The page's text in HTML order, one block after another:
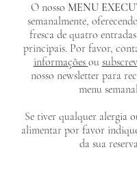
O nosso MENU
semanalmente,
fresca de quatro
principais. Por favor,
informações ou
nosso newsletter para
menu
Se tiver qualquer alergia
alimentar por favor
da sua